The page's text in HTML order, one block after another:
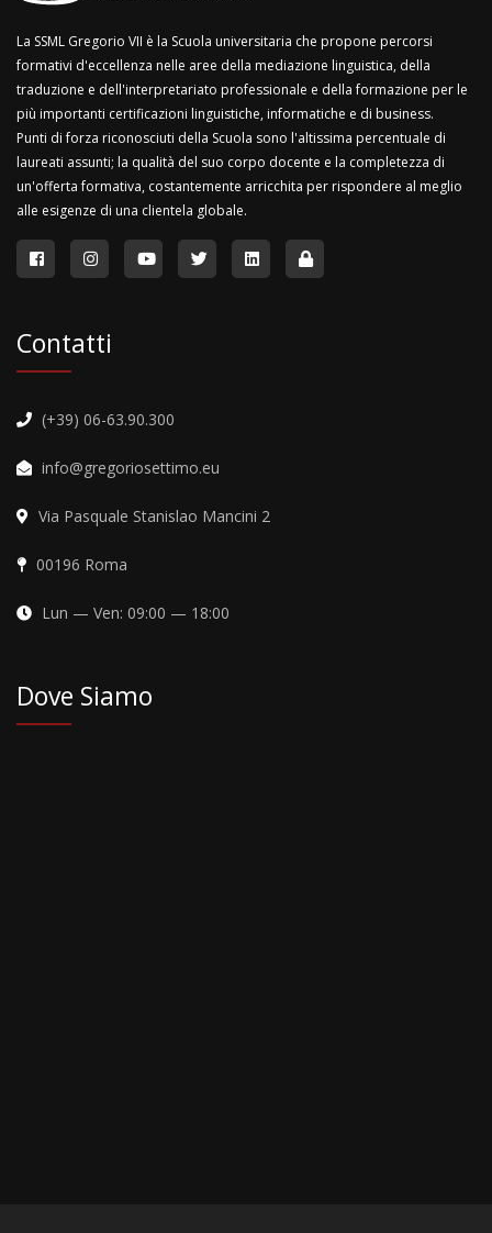
La SSML Gregorio VII è la Scuola universitaria che propone percorsi
formativi d'eccellenza nelle aree della mediazione linguistica, della
traduzione e dell'interpretariato professionale e della formazione per le
più importanti certificazioni linguistiche, informatiche e di business.
Punti di forza riconosciuti della Scuola sono l'altissima percentuale di
laureati assunti; la qualità del suo corpo docente e la completezza di
un'offerta formativa, costantemente arricchita per rispondere al meglio
alle esigenze di una clientela globale.
Contatti
(+39) 06-63.90.300
info@gregoriosettimo.eu
Via Pasquale Stanislao Mancini 2
00196 Roma
Lun — Ven: 09:00 — 18:00
Dove Siamo